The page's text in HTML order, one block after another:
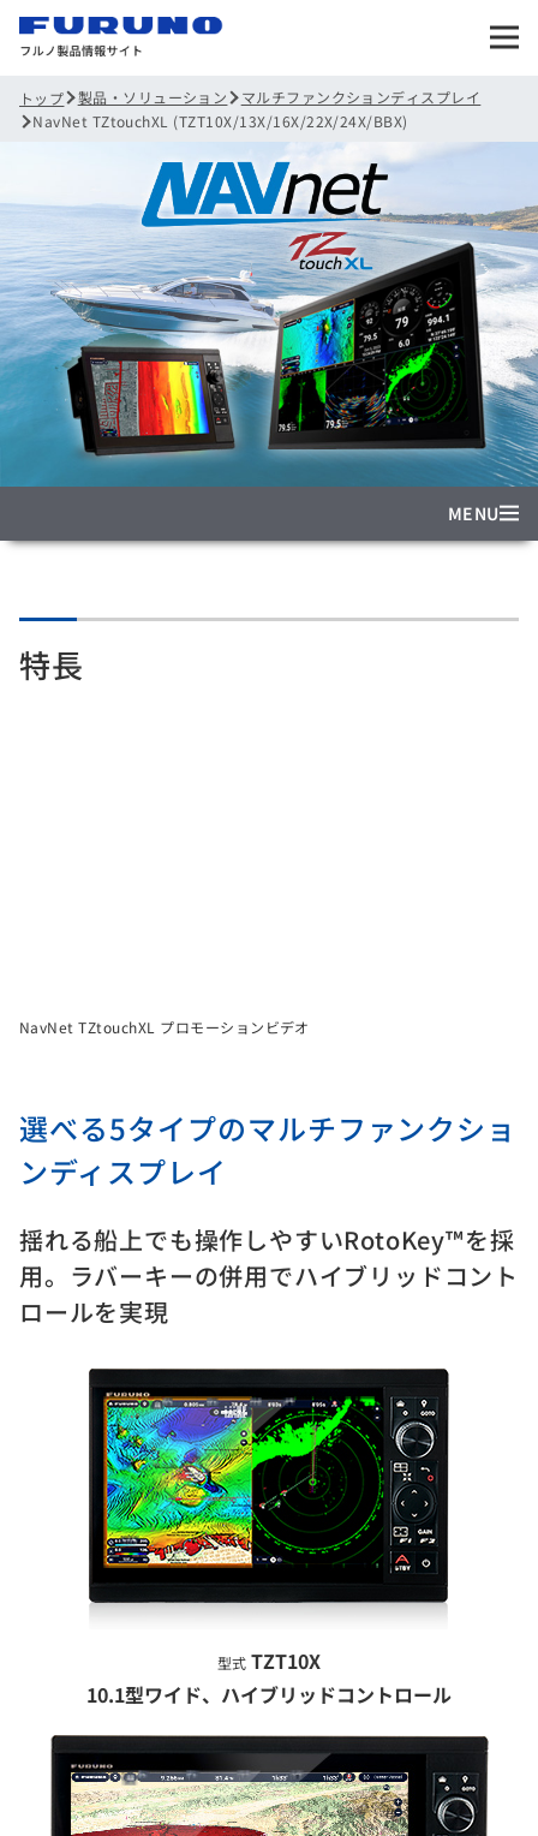
トップ 製品・ソリューション
マルチファンクションディスプレイ
NavNet TZtouchXL (TZT10X/13X/16X/22X/24X/BBX)
MENU
特長
NavNet TZtouchXL プロモーションビデオ
選べる5タイプのマルチファンクショ
ンディスプレイ
揺れる船上でも操作しやすいRotoKey™を採
用。ラバーキーの併用でハイブリッドコント
ロールを実現
型式 TZT10X
10.1型ワイド、ハイブリッドコントロール